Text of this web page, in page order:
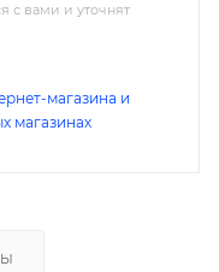
с вами и уточнят
магазина и
магазинах